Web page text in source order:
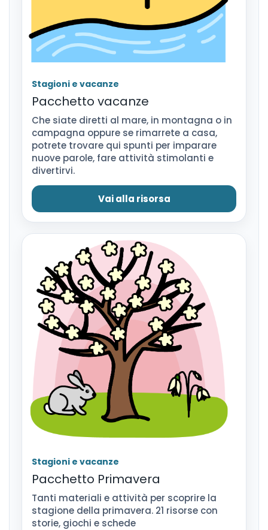
Stagioni e vacanze
Pacchetto vacanze
Che siate diretti al mare, in montagna o in
campagna oppure se rimarrete a casa,
potrete trovare qui spunti per imparare
nuove parole, fare attività stimolanti e
divertirvi.
Vai alla risorsa
Stagioni e vacanze
Pacchetto Primavera
Tanti materiali e attività per scoprire la
stagione della primavera. 21 risorse con
storie, giochi e schede